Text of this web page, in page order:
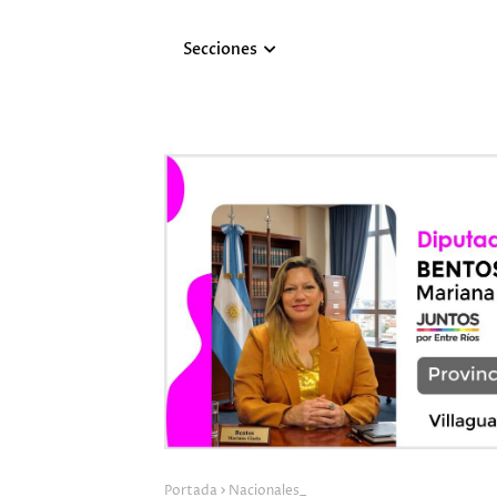
Secciones
Portada Nacionales_